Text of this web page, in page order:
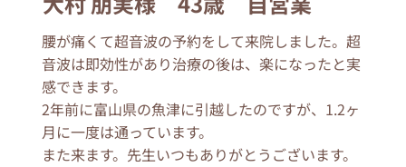
腰が痛くて超音波の予約をして来院しました。超
音波は即効性があり治療の後は、楽になったと実
感できます。
2年前に富山県の魚津に引越したのですが、1.2ヶ
月に一度は通っています。
また来ます。先生いつもありがとうございます。